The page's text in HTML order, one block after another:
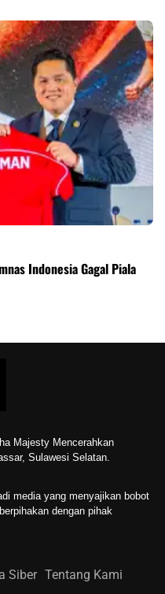
Indonesia Gagal Piala
Majesty Mencerahkan
Sulawesi Selatan.
media yang menyajikan bobot
dengan pihak
Siber Tentang Kami